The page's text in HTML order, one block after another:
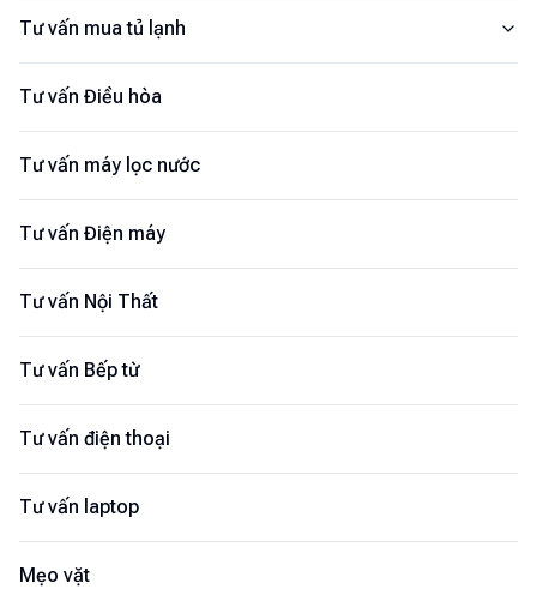
Tư vấn mua tủ lạnh
Tư vấn Điều hòa
Tư vấn máy lọc nước
Tư vấn Điện máy
Tư vấn Nội Thất
Tư vấn Bếp từ
Tư vấn điện thoại
Tư vấn laptop
Mẹo vặt